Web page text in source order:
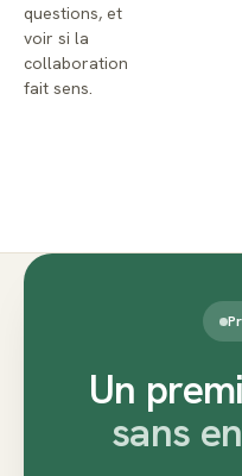
questions, et
voir si la
collaboration
fait sens.
Un
sans